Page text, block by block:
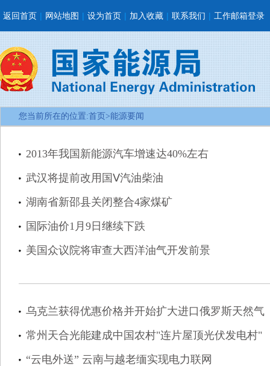
返回首页 | 网站地图 | 设为首页 | 加入收藏 | 联系我们 | 工作邮箱登录
您当前所在的位置:首页 >能源要闻
2013年我国新能源汽车增速达40%左右
武汉将提前改用国Ⅴ汽油柴油
湖南省新邵县关闭整合4家煤矿
国际油价1月9日继续下跌
美国众议院将审查大西洋油气开发前景
乌克兰获得优惠价格并开始扩大进口俄罗斯天然气
常州天合光能建成中国农村"连片屋顶光伏发电村"
“云电外送” 云南与越老缅实现电力联网